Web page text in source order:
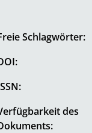
Schlagwörter:
des